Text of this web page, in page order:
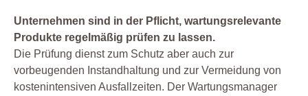
Unternehmen sind in der Pflicht, wartungsrelevante
Produkte regelmäßig prüfen zu lassen.
Die Prüfung dienst zum Schutz aber auch zur
vorbeugenden Instandhaltung und zur Vermeidung von
kostenintensiven Ausfallzeiten. Der Wartungsmanager